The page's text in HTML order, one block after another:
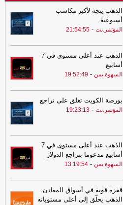
الذهب يتجه لأكبر مكاسب
أسبوعية
المؤتمر.نت -
21:54:55
الذهب عند أعلى مستوى في 7
أسابيع
السهوة يمن -
19:52:49
بورصة الكويت تغلق على تراجع
المؤتمر.نت -
19:23:13
الذهب عند أعلى مستوى في 7
أسابيع مدعوما بتراجع الدولار
السهوة يمن -
13:19:54
قفزة قوية في أسواق المعادن..
الذهب يحلّق إلى أعلى مستوياته